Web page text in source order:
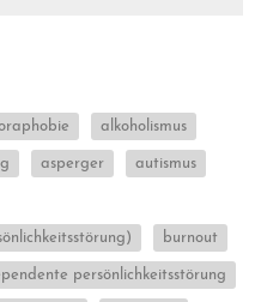
alkoholismus
asperger autismus
burnout
persönlichkeitsstörung